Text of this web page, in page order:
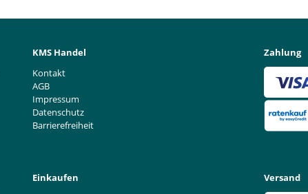
KMS Handel
Kontakt
AGB
Impressum
Datenschutz
Barrierefreiheit
Zahlung
Einkaufen
Versand